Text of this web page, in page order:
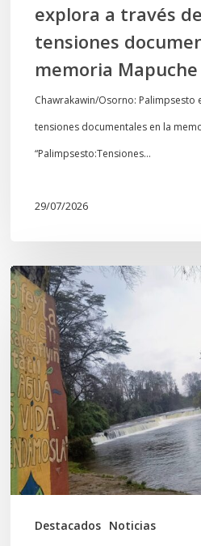
memoria
Mapuche
explora a través
tensiones
memoria Mapuche
Chawrakawin/Osorno:
tensiones documentales en la
“Palimpsesto:Tensiones…
29/07/2026
Destacados Noticias
En
defensa
del
Salto
Donguil
y
el
territorio
Kuzpe
Mapu